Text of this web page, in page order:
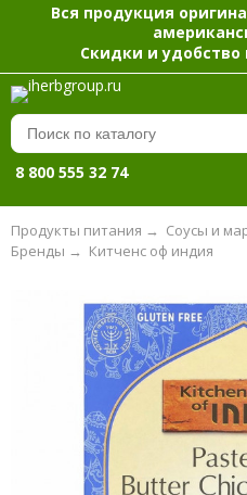
Вся продукция
Скидки и
8 800 555 32 74
Продукты питания → Соусы и
Китченс оф индия
Бренды →